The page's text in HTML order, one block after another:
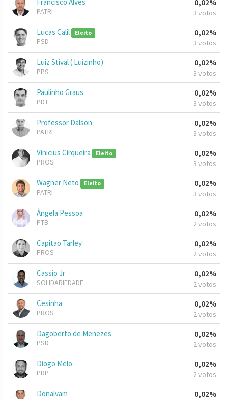
PATRI
0,02%
3 votos
Lucas Calil Eleito
PSD
0,02%
3 votos
Luiz Stival ( Luizinho)
PPS
0,02%
3 votos
Paulinho Graus
PDT
0,02%
3 votos
Professor Dalson
PATRI
0,02%
3 votos
Vinicius Cirqueira Eleito
PROS
0,02%
3 votos
Wagner Neto Eleito
PATRI
0,02%
3 votos
Ângela Pessoa
PTB
0,02%
2 votos
Capitao Tarley
PROS
0,02%
2 votos
Cassio Jr
SOLIDARIEDADE
0,02%
2 votos
Cesinha
PROS
0,02%
2 votos
Dagoberto de Menezes
PSD
0,02%
2 votos
Diogo Melo
PRP
0,02%
2 votos
Donalvam 0,02%